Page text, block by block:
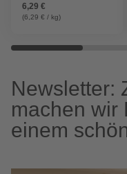
6,29 €
(6,29 € / kg)
Newsletter:
machen wir
einem